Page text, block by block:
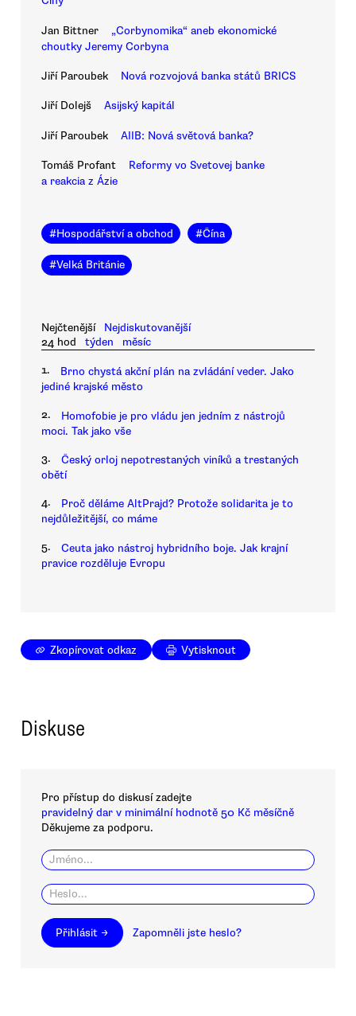
Jan Bittner
„Corbynomika“ aneb ekonomické
choutky Jeremy Corbyna
Jiří Paroubek Nová rozvojová banka států BRICS
Jiří Dolejš Asijský kapitál
Jiří Paroubek AIIB: Nová světová banka?
Tomáš Profant
Reformy vo Svetovej banke
a reakcia z Ázie
#Hospodářství a obchod #Čína
#Velká Británie
Nejčtenější
Nejdiskutovanější
24 hod
týden měsíc
1.
Brno chystá akční plán na zvládání veder. Jako
jediné krajské město
2.
Homofobie je pro vládu jen jedním z nástrojů
moci. Tak jako vše
3.
Český orloj nepotrestaných viníků a trestaných
obětí
4.
Proč děláme AltPrajd? Protože solidarita je to
nejdůležitější, co máme
5.
Ceuta jako nástroj hybridního boje. Jak krajní
pravice rozděluje Evropu
Zkopírovat odkaz Vytisknout
Diskuse
Pro přístup do diskusí zadejte
pravidelný dar v minimální hodnotě 50 Kč měsíčně
Děkujeme za podporu.
Přihlásit → Zapomněli jste heslo?